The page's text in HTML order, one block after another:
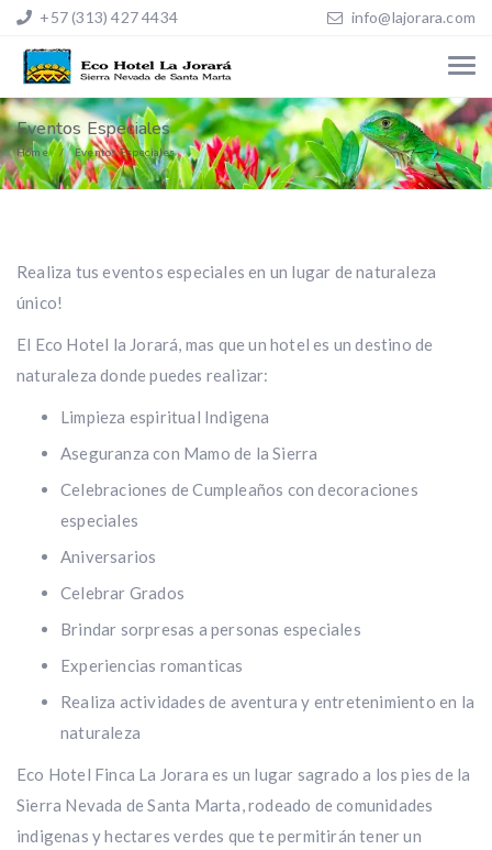
+57 (313) 427 4434 info@lajorara.com
Eventos Especiales
Home Eventos Especiales
Realiza tus eventos especiales en un lugar de naturaleza
único!
El Eco Hotel la Jorará, mas que un hotel es un destino de
naturaleza donde puedes realizar:
Limpieza espiritual Indigena
Aseguranza con Mamo de la Sierra
Celebraciones de Cumpleaños con decoraciones
especiales
Aniversarios
Celebrar Grados
Brindar sorpresas a personas especiales
Experiencias romanticas
Realiza actividades de aventura y entretenimiento en la
naturaleza
Eco Hotel Finca La Jorara es un lugar sagrado a los pies de la
Sierra Nevada de Santa Marta, rodeado de comunidades
indigenas y hectares verdes que te permitirán tener un